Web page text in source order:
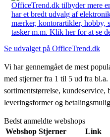
OfficeTrend.dk tilbyder mere
har et bredt udvalg af
mærker, kontorartikler, hobby,
tasker m.m. Klik her for at se
Se udvalget på OfficeTrend.dk
Vi har gennemgået de mest
med stjerner fra 1 til 5 ud fra bl.a.
sortimentstørrelse, kundeservice,
leveringsformer og
Bedst anmeldte webshops
Webshop Stjerner
Link